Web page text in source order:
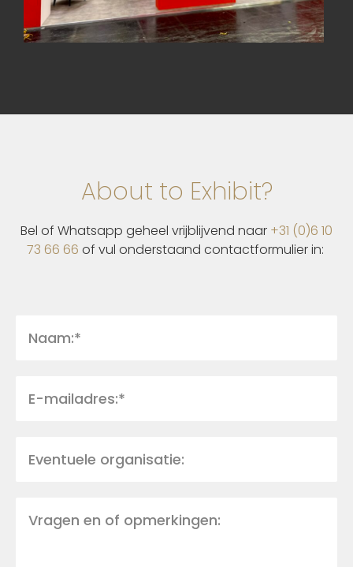
About to Exhibit?
Bel of Whatsapp geheel vrijblijvend naar +31 (0)6 10
73 66 66 of vul onderstaand contactformulier in: